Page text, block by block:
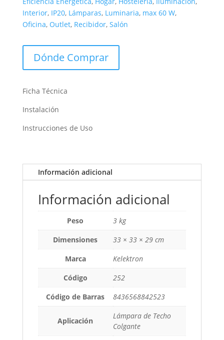
Interior, IP20, Lámparas, Luminaria, max 60 W,
Oficina, Outlet, Recibidor, Salón
Dónde Comprar
Ficha Técnica
Instalación
Instrucciones de Uso
Información adicional
Información adicional
Peso
3 kg
Dimensiones
33 × 33 × 29 cm
Marca
Kelektron
Código
252
Código de Barras
8436568842523
Aplicación
Lámpara de Techo
Colgante